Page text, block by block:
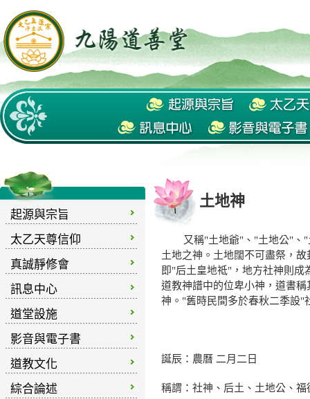
起源與宗旨
太乙天尊信仰
真誠靜修會
訊息中心
道堂設施
影音與電子書
道教文化
綜合論述
土地神
又稱"土地爺"、"土地公"、"土
土地之神。土地闊不可盡祭，
即"后土皇地祗"，地方社神則成
道教神譜中的位卑小神，道書
神。"舊時民間多於春秋二季設"
誕辰：農曆 二月二日
稱謂：社神、后土、土地公、